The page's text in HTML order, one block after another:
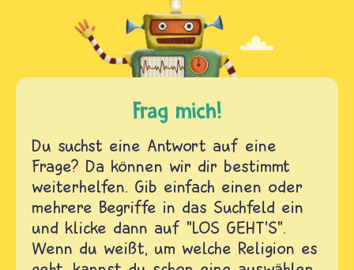
Frag mich!
Du suchst eine Antwort auf eine
Frage? Da können wir dir bestimmt
weiterhelfen. Gib einfach einen oder
mehrere Begriffe in das Suchfeld ein
und klicke dann auf "LOS GEHT'S".
Wenn du weißt, um welche Religion es